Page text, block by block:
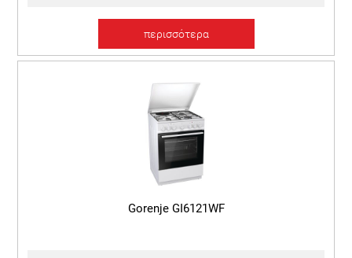
περισσότερα
Gorenje GI6121WF